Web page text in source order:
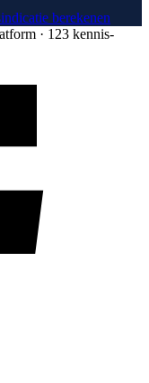
berekenen
· 123 kennis­